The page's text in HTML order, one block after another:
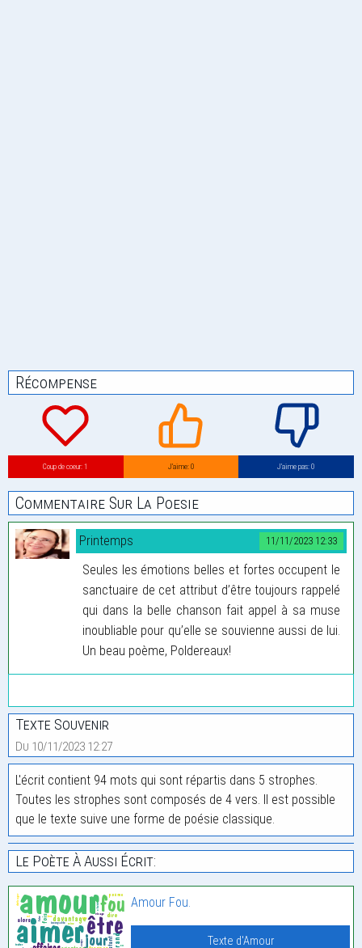
Récompense
Coup de coeur: 1 J’aime: 0 J’aime pas: 0
Commentaire Sur La Poesie
11/11/2023 12:33
Printemps
Seules les émotions belles et fortes occupent le
sanctuaire de cet attribut d’être toujours rappelé
qui dans la belle chanson fait appel à sa muse
inoubliable pour qu’elle se souvienne aussi de lui.
Un beau poème, Poldereaux!
Texte Souvenir
Du 10/11/2023 12:27
L'écrit contient 94 mots qui sont répartis dans 5 strophes.
Toutes les strophes sont composés de 4 vers. Il est possible
que le texte suive une forme de poésie classique.
Le Poète À Aussi Écrit:
Amour Fou.
Texte d'Amour